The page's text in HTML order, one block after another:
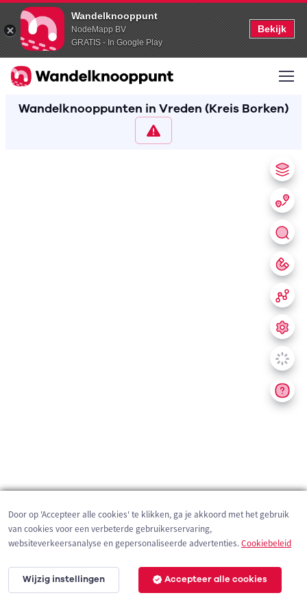
Wandelknooppunt
NodeMapp BV
GRATIS - In Google Play
Bekijk
Wandelknooppunten in Vreden (Kreis Borken)
200 m
Door op 'Accepteer alle cookies' te klikken, ga je akkoord met het gebruik
van cookies voor een verbeterde gebruikerservaring,
websiteverkeersanalyse en gepersonaliseerde advertenties.Cookiebeleid
Wijzig instellingen Accepteer alle cookies